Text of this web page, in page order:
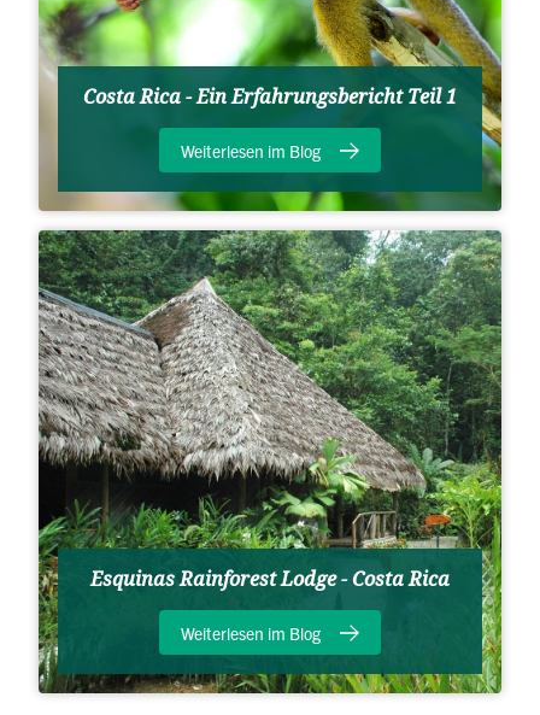
Costa Rica - Ein Erfahrungsbericht Teil 1
Weiterlesen im Blog
Esquinas Rainforest Lodge - Costa Rica
Weiterlesen im Blog